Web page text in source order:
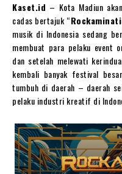
Kaset.id – Kota Madiun
cadas bertajuk “
musik di Indonesia sedang
membuat para pelaku event
dan setelah melewati
kembali banyak festival
tumbuh di daerah – daerah
pelaku industri kreatif di